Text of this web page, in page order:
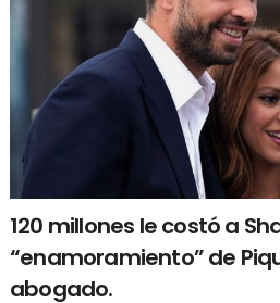
120 millones le costó a
“enamoramiento” de
abogado.